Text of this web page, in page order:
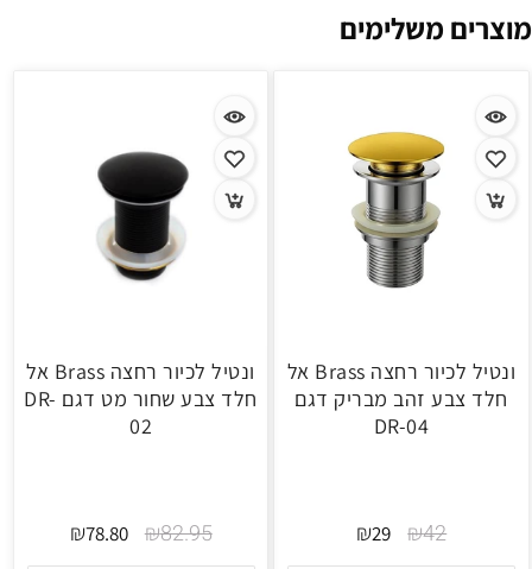
מוצרים משלימים
ונטיל לכיור רחצה Brass אל
חלד צבע זהב מבריק דגם
DR-04
₪42
₪29
ונטיל לכיור רחצה Brass אל
חלד צבע שחור מט דגם DR-
02
₪82.95
₪78.80